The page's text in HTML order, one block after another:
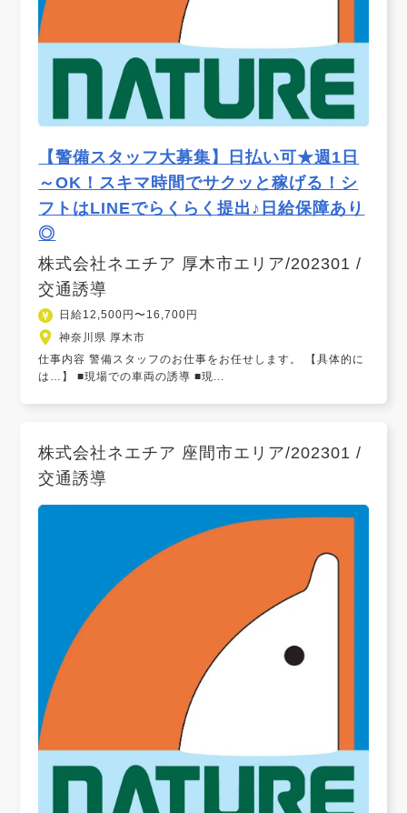
【警備スタッフ大募集】日払い可★週1日
～OK！スキマ時間でサクッと稼げる！シ
フトはLINEでらくらく提出♪日給保障あり
◎
株式会社ネエチア 厚木市エリア/202301 /
交通誘導
日給12,500円〜16,700円
神奈川県 厚木市
仕事内容 警備スタッフのお仕事をお任せします。 【具体的に
は…】 ■現場での車両の誘導 ■現...
株式会社ネエチア 座間市エリア/202301 /
交通誘導